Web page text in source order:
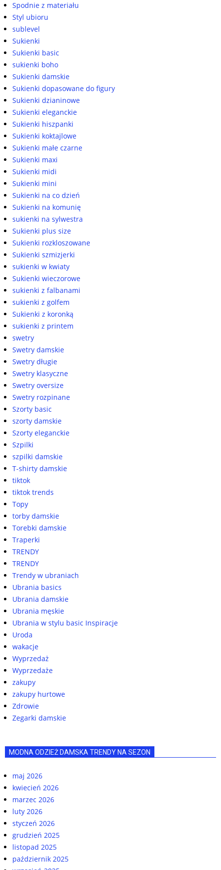
Spodnie z materiału
Styl ubioru
sublevel
Sukienki
Sukienki basic
sukienki boho
Sukienki damskie
Sukienki dopasowane do figury
Sukienki dzianinowe
Sukienki eleganckie
Sukienki hiszpanki
Sukienki koktajlowe
Sukienki małe czarne
Sukienki maxi
Sukienki midi
Sukienki mini
Sukienki na co dzień
Sukienki na komunię
sukienki na sylwestra
Sukienki plus size
Sukienki rozkloszowane
Sukienki szmizjerki
sukienki w kwiaty
Sukienki wieczorowe
sukienki z falbanami
sukienki z golfem
Sukienki z koronką
sukienki z printem
swetry
Swetry damskie
Swetry długie
Swetry klasyczne
Swetry oversize
Swetry rozpinane
Szorty basic
szorty damskie
Szorty eleganckie
Szpilki
szpilki damskie
T-shirty damskie
tiktok
tiktok trends
Topy
torby damskie
Torebki damskie
Traperki
TRENDY
TRENDY
Trendy w ubraniach
Ubrania basics
Ubrania damskie
Ubrania męskie
Ubrania w stylu basic Inspiracje
Uroda
wakacje
Wyprzedaż
Wyprzedaże
zakupy
zakupy hurtowe
Zdrowie
Zegarki damskie
MODNA ODZIEŻ DAMSKA TRENDY NA SEZON
maj 2026
kwiecień 2026
marzec 2026
luty 2026
styczeń 2026
grudzień 2025
listopad 2025
październik 2025